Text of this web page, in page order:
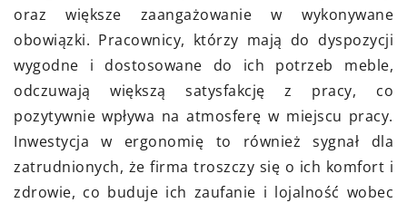
oraz większe zaangażowanie w wykonywane
obowiązki. Pracownicy, którzy mają do dyspozycji
wygodne i dostosowane do ich potrzeb meble,
odczuwają większą satysfakcję z pracy, co
pozytywnie wpływa na atmosferę w miejscu pracy.
Inwestycja w ergonomię to również sygnał dla
zatrudnionych, że firma troszczy się o ich komfort i
zdrowie, co buduje ich zaufanie i lojalność wobec